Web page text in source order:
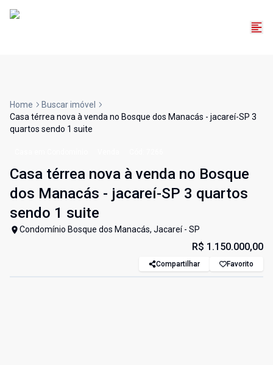
Home
Buscar imóvel
Casa térrea nova à venda no Bosque dos Manacás - jacareí-SP 3
quartos sendo 1 suite
Casa térrea nova à venda no Bosque
dos Manacás - jacareí-SP 3 quartos
sendo 1 suite
Condomínio Bosque dos Manacás, Jacareí - SP
R$ 1.150.000,00
Compartilhar Favorito